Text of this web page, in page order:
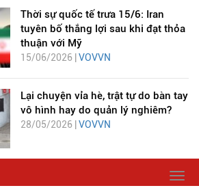
Thời sự quốc tế trưa 15/6: Iran
tuyên bố thắng lợi sau khi đạt thỏa
thuận với Mỹ
15/06/2026 | VOVVN
Lại chuyện vỉa hè, trật tự do bàn tay
vô hình hay do quản lý nghiêm?
28/05/2026 |VOVVN